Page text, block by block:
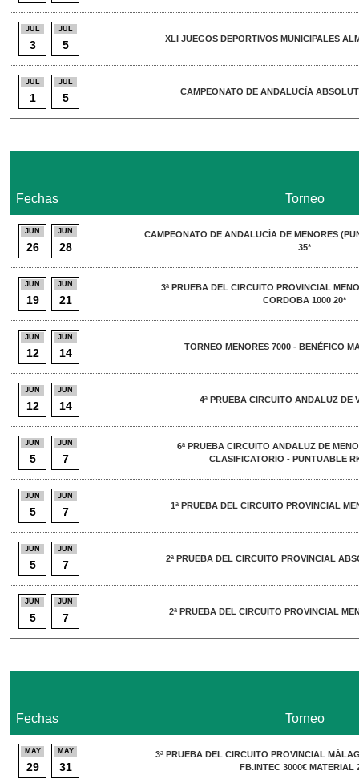
JUL
3
JUL
5 XLI JUEGOS DEPORTIVOS MUNICIPALES
JUL
1
JUL
5 CAMPEONATO DE ANDALUCÍA
Fechas Torneo
JUN
26
JUN
28
CAMPEONATO DE ANDALUCÍA DE MENORES
35*
JUN
19
JUN
21
3ª PRUEBA DEL CIRCUITO PROVINCIAL
CORDOBA 1000 20*
JUN
12
JUN
14 TORNEO MENORES 7000 - BENÉFICO
JUN
12
JUN
14 4ª PRUEBA CIRCUITO ANDALUZ DE
JUN
5
JUN
7
6ª PRUEBA CIRCUITO ANDALUZ DE
CLASIFICATORIO - PUNTUABLE
JUN
5
JUN
7 1ª PRUEBA DEL CIRCUITO PROVINCIAL
JUN
5
JUN
7 2ª PRUEBA DEL CIRCUITO PROVINCIAL
JUN
5
JUN
7 2ª PRUEBA DEL CIRCUITO PROVINCIAL
Fechas Torneo
MAY
29
MAY
31
3ª PRUEBA DEL CIRCUITO PROVINCIAL
FB.INTEC 3000€ MATERIAL